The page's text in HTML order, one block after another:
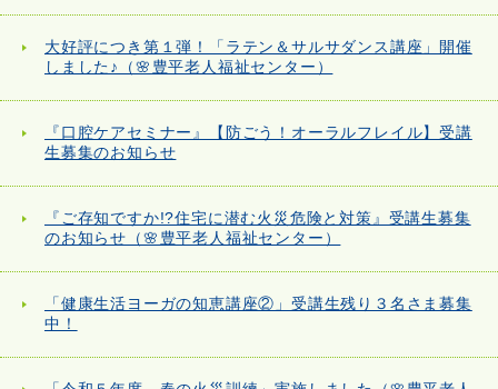
大好評につき第１弾！「ラテン＆サルサダンス講座」開催
しました♪（🌸豊平老人福祉センター）
『口腔ケアセミナー』【防ごう！オーラルフレイル】受講
生募集のお知らせ
『ご存知ですか!?住宅に潜む火災危険と対策』受講生募集
のお知らせ（🌸豊平老人福祉センター）
「健康生活ヨーガの知恵講座②」受講生残り３名さま募集
中！